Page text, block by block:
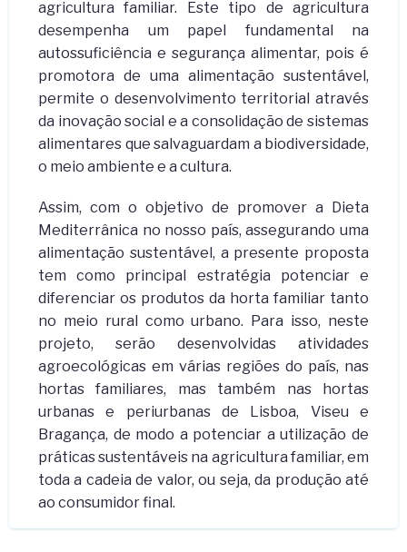
agricultura familiar. Este tipo de agricultura
desempenha um papel fundamental na
autossuficiência e segurança alimentar, pois é
promotora de uma alimentação sustentável,
permite o desenvolvimento territorial através
da inovação social e a consolidação de sistemas
alimentares que salvaguardam a biodiversidade,
o meio ambiente e a cultura.
Assim, com o objetivo de promover a Dieta
Mediterrânica no nosso país, assegurando uma
alimentação sustentável, a presente proposta
tem como principal estratégia potenciar e
diferenciar os produtos da horta familiar tanto
no meio rural como urbano. Para isso, neste
projeto, serão desenvolvidas atividades
agroecológicas em várias regiões do país, nas
hortas familiares, mas também nas hortas
urbanas e periurbanas de Lisboa, Viseu e
Bragança, de modo a potenciar a utilização de
práticas sustentáveis na agricultura familiar, em
toda a cadeia de valor, ou seja, da produção até
ao consumidor final.